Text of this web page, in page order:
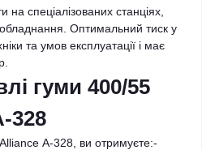
спеціалізованих станціях,
Оптимальний тиск у
та умов експлуатації і має
гуми 400/55
328
А-328, ви отримуєте:-